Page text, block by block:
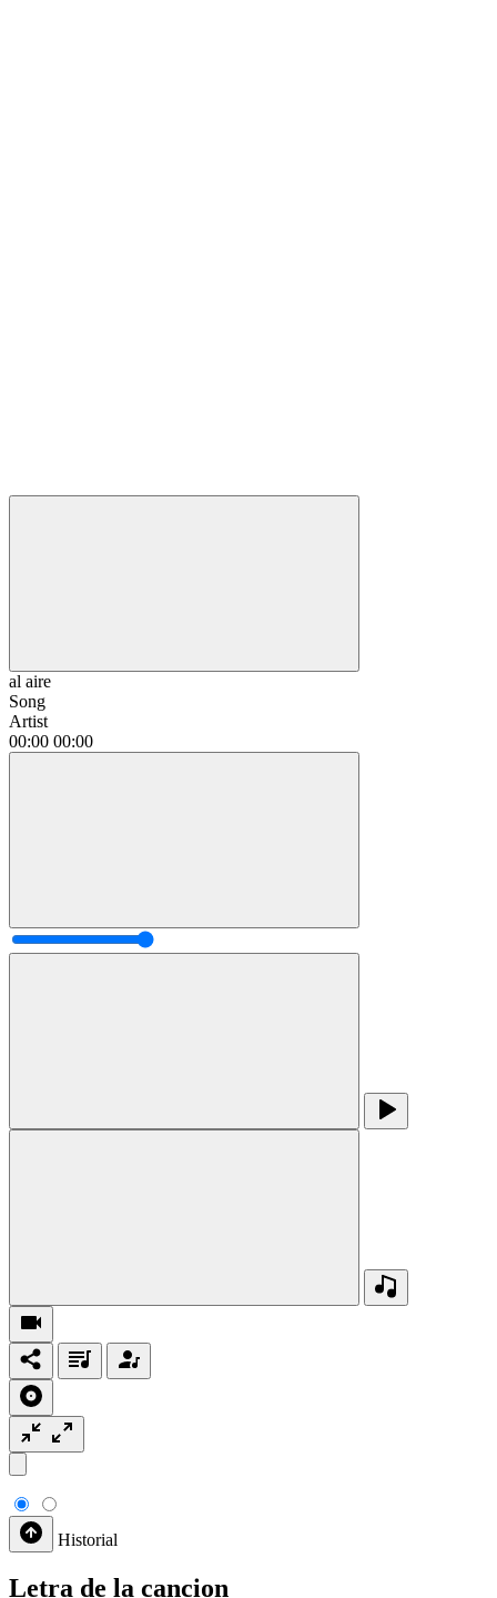
al aire
Song
Artist
00:00 00:00
Historial
Letra de la cancion